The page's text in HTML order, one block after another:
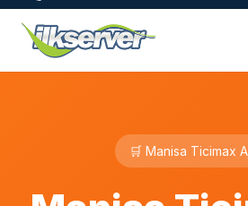
🛒 Manisa Ticimax